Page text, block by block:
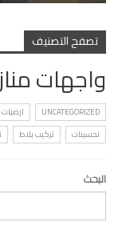
تصفح التصنيف
واجهات
UNCATEGORIZED
تحسينات
تركيب بلاط
البحث